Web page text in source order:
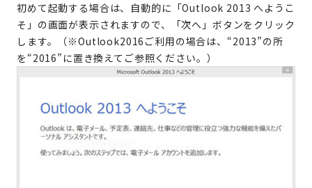
初めて起動する場合は、自動的に「Outlook 2013 へようこ
そ」の画面が表示されますので、「次へ」ボタンをクリック
します。（※Outlook2016ご利用の場合は、“2013”の所
を“2016”に置き換えてご参照ください。）